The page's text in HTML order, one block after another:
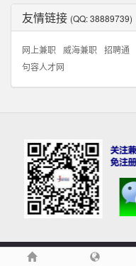
友情链接 (QQ: 38889739)
网上兼职 威海兼职 招聘通
句容人才网
兼职基地:线下,网上兼职,网络兼职